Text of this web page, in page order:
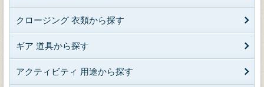
クロージング 衣類から探す
ギア 道具から探す
アクティビティ 用途から探す